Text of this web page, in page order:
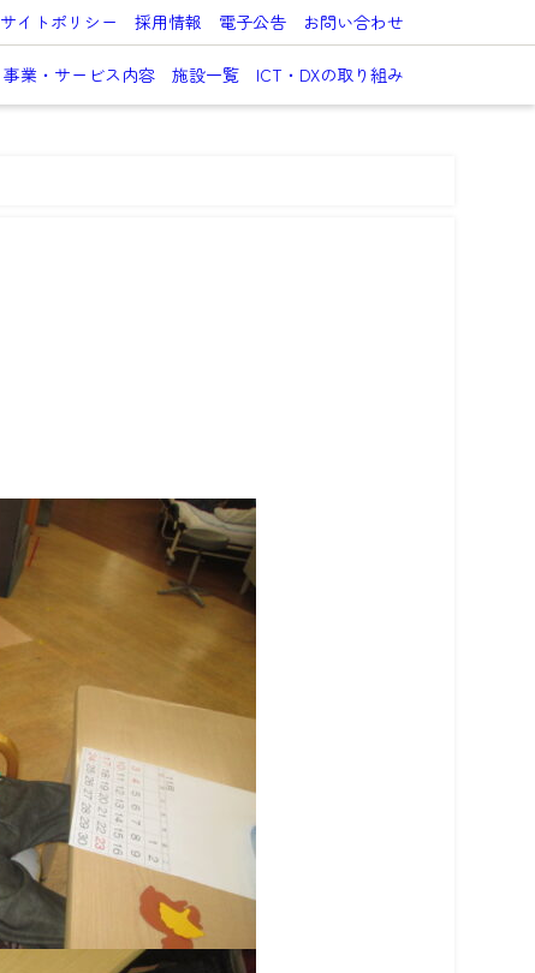
サイトポリシー 採用情報 電子公告 お問い合わせ
事業・サービス内容 施設一覧 ICT・DXの取り組み